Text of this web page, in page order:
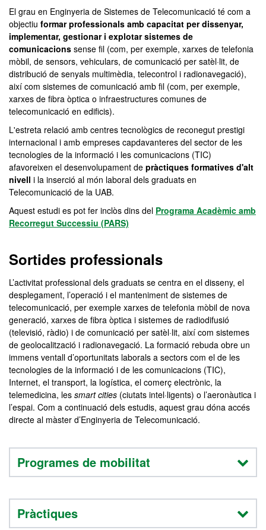
El grau en Enginyeria de Sistemes de Telecomunicació té com a
objectiu formar professionals amb capacitat per dissenyar,
implementar, gestionar i explotar sistemes de
comunicacions sense fil (com, per exemple, xarxes de telefonia
mòbil, de sensors, vehiculars, de comunicació per satèl·lit, de
distribució de senyals multimèdia, telecontrol i radionavegació),
així com sistemes de comunicació amb fil (com, per exemple,
xarxes de fibra òptica o infraestructures comunes de
telecomunicació en edificis).
L'estreta relació amb centres tecnològics de reconegut prestigi
internacional i amb empreses capdavanteres del sector de les
tecnologies de la informació i les comunicacions (TIC)
afavoreixen el desenvolupament de pràctiques formatives d'alt
nivell i la inserció al món laboral dels graduats en
Telecomunicació de la UAB.
Aquest estudi es pot fer inclòs dins del Programa Acadèmic amb
Recorregut Successiu (PARS)
Sortides professionals
L’activitat professional dels graduats se centra en el disseny, el
desplegament, l’operació i el manteniment de sistemes de
telecomunicació, per exemple xarxes de telefonia mòbil de nova
generació, xarxes de fibra òptica i sistemes de radiodifusió
(televisió, ràdio) i de comunicació per satèl·lit, així com sistemes
de geolocalització i radionavegació. La formació rebuda obre un
immens ventall d’oportunitats laborals a sectors com el de les
tecnologies de la informació i de les comunicacions (TIC),
Internet, el transport, la logística, el comerç electrònic, la
telemedicina, les smart cities (ciutats intel·ligents) o l’aeronàutica i
l’espai. Com a continuació dels estudis, aquest grau dóna accés
directe al màster d’Enginyeria de Telecomunicació.
Programes de mobilitat
Pràctiques